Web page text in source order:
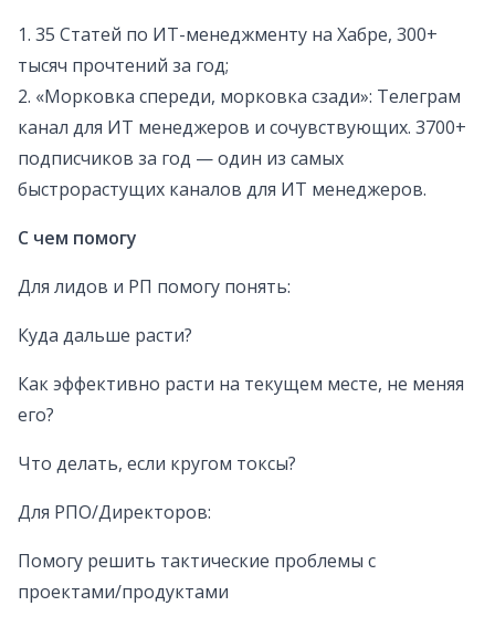
1. 35 Статей по ИТ-менеджменту на Хабре, 300+
тысяч прочтений за год;
2. «Морковка спереди, морковка сзади»: Телеграм
канал для ИТ менеджеров и сочувствующих. 3700+
подписчиков за год — один из самых
быстрорастущих каналов для ИТ менеджеров.
С чем помогу
Для лидов и РП помогу понять:
Куда дальше расти?
Как эффективно расти на текущем месте, не меняя
его?
Что делать, если кругом токсы?
Для РПО/Директоров:
Помогу решить тактические проблемы с
проектами/продуктами